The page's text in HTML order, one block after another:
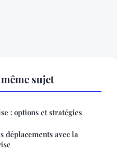
sujet
: options et stratégies
déplacements avec la